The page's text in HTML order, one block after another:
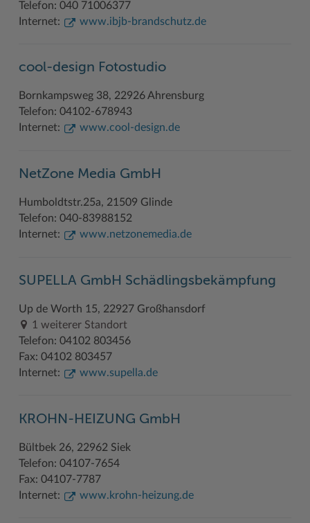
Woche der Seelischen Gesundheit
Zahlen, Daten, Fakten
Telefon: 040 71006377
Internet:
www.ibjb-brandschutz.de
cool-design Fotostudio
Bornkampsweg 38, 22926 Ahrensburg
Telefon: 04102-678943
Internet:
www.cool-design.de
NetZone Media GmbH
Humboldtstr.25a, 21509 Glinde
Telefon: 040-83988152
Internet:
www.netzonemedia.de
SUPELLA GmbH Schädlingsbekämpfung
Up de Worth 15, 22927 Großhansdorf
1 weiterer Standort
Telefon: 04102 803456
Fax: 04102 803457
Internet:
www.supella.de
KROHN-HEIZUNG GmbH
Bültbek 26, 22962 Siek
Telefon: 04107-7654
Fax: 04107-7787
Internet:
www.krohn-heizung.de